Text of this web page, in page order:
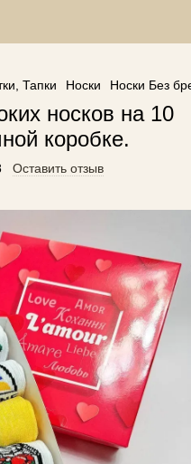
Тапки Носки Носки Без
носков на 10
коробке.
Оставить отзыв